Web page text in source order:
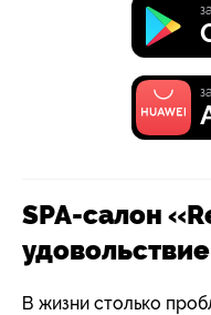
SPA-салон
удовольствие
В жизни столько